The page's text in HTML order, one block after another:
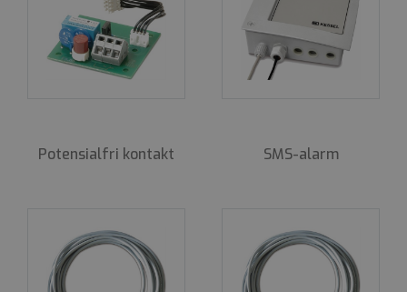
Potensialfri kontakt SMS-­alarm